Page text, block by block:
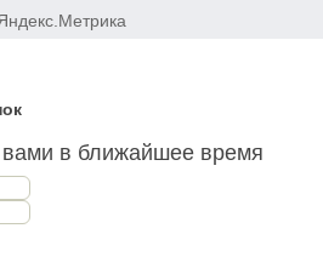
в ближайшее время